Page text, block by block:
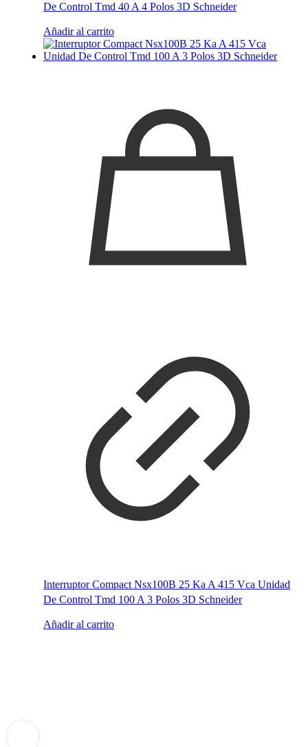
De Control Tmd 40 A 4 Polos 3D Schneider
Añadir al carrito
Interruptor Compact Nsx100B 25 Ka A 415 Vca Unidad
De Control Tmd 100 A 3 Polos 3D Schneider
Añadir al carrito